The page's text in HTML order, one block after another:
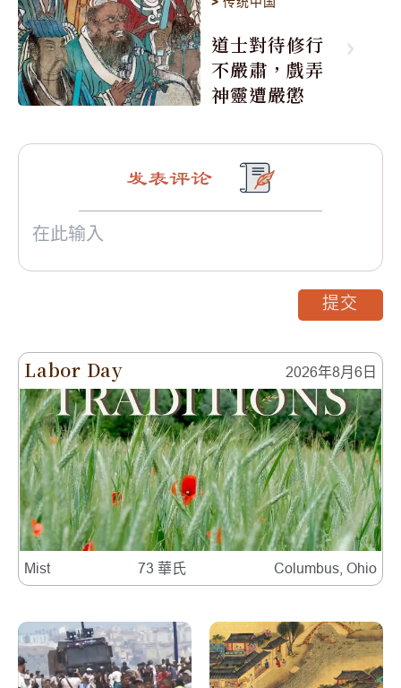
道士對待修行
不嚴肅，戲弄
神靈遭嚴懲
Labor Day 2026年8月6日
Mist 73 華氏 Columbus, Ohio
发表评论
提交